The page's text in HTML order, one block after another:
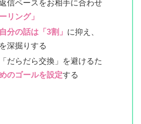
信ペースをお相手に合わせ
リング」
自分の話は「3割」 に抑え、
深掘りする
「だらだら交換」を避けるた
のゴールを設定する